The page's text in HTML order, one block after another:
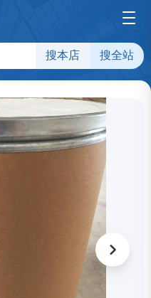
搜本店 搜全站